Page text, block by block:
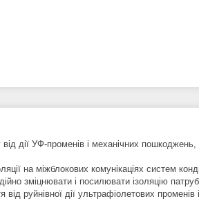
від дії УФ-променів і механічних
на міжблокових комунікаціях систем
зміцнювати і посилювати ізоляцію
руйнівної дії ультрафіолетових променів